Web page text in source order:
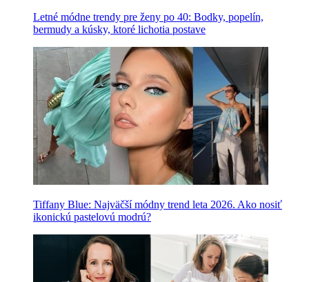
Letné módne trendy pre ženy po 40: Bodky, popelín,
bermudy a kúsky, ktoré lichotia postave
Tiffany Blue: Najväčší módny trend leta 2026. Ako nosiť
ikonickú pastelovú modrú?